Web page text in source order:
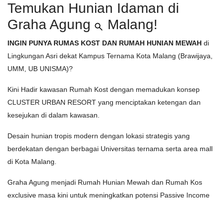
Temukan Hunian Idaman di
Graha Agung
Malang!
INGIN PUNYA RUMAS KOST DAN RUMAH HUNIAN MEWAH di
Lingkungan Asri dekat Kampus Ternama Kota Malang (Brawijaya,
UMM, UB UNISMA)?
Kini Hadir kawasan Rumah Kost dengan memadukan konsep
CLUSTER URBAN RESORT yang menciptakan ketengan dan
kesejukan di dalam kawasan.
Desain hunian tropis modern dengan lokasi strategis yang
berdekatan dengan berbagai Universitas ternama serta area mall
di Kota Malang.
Graha Agung menjadi Rumah Hunian Mewah dan Rumah Kos
exclusive masa kini untuk meningkatkan potensi Passive Income